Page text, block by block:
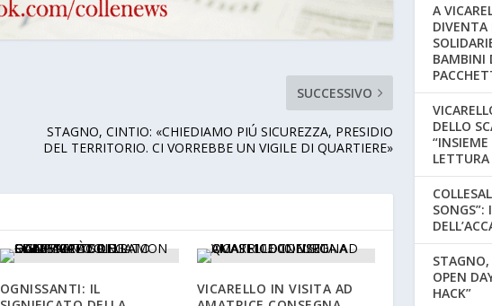
SUCCESSIVO
STAGNO, CINTIO: «CHIEDIAMO PIÚ SICUREZZA, PRESIDIO
DEL TERRITORIO. CI VORREBBE UN VIGILE DI QUARTIERE»
OGNISSANTI: IL
VICARELLO IN VISITA AD
A
DIVENTA
BAMBINI
DELLO
SONGS”:
OPEN
HACK”